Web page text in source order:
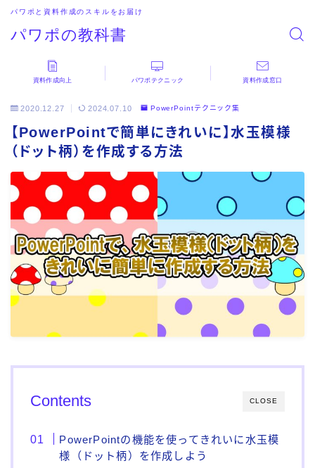
パワポの教科書
パワポと資料作成のスキルをお届け
資料作成向上 パワポテクニック 資料作成窓口
2020.12.27 2024.07.10 PowerPointテクニック集
【PowerPointで簡単にきれいに】水玉模様
（ドット柄）を作成する方法
CLOSE
Contents
PowerPointの機能を使ってきれいに水玉模
様（ドット柄）を作成しよう